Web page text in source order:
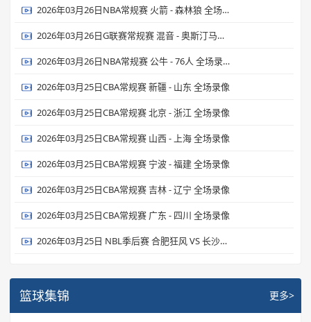
2026年03月26日NBA常规赛 火箭 - 森林狼 全场录像
2026年03月26日G联赛常规赛 混音 - 奥斯汀马刺 全场录像
2026年03月26日NBA常规赛 公牛 - 76人 全场录像
2026年03月25日CBA常规赛 新疆 - 山东 全场录像
2026年03月25日CBA常规赛 北京 - 浙江 全场录像
2026年03月25日CBA常规赛 山西 - 上海 全场录像
2026年03月25日CBA常规赛 宁波 - 福建 全场录像
2026年03月25日CBA常规赛 吉林 - 辽宁 全场录像
2026年03月25日CBA常规赛 广东 - 四川 全场录像
2026年03月25日 NBL季后赛 合肥狂风 VS 长沙勇胜 全场录像
篮球集锦 更多>